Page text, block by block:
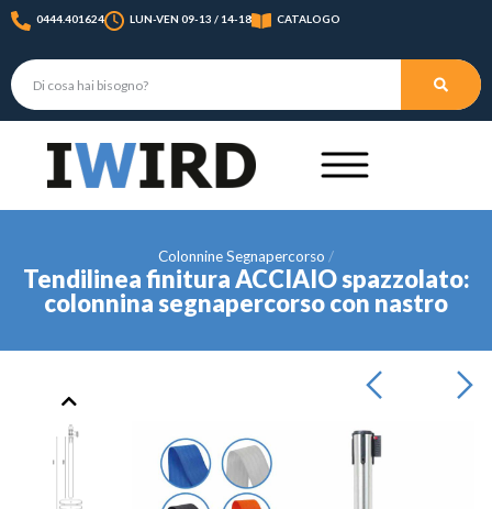
0444.401624 LUN-VEN 09-13 / 14-18 CATALOGO
Colonnine Segnapercorso
Tendilinea finitura ACCIAIO spazzolato:
colonnina segnapercorso con nastro